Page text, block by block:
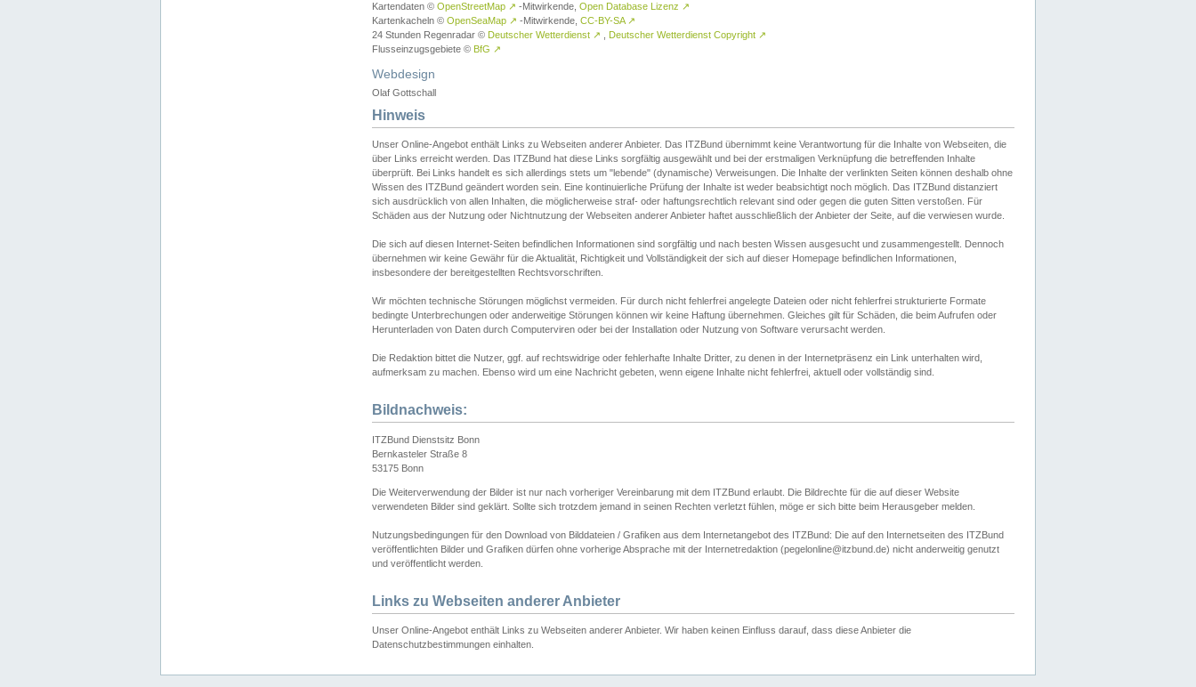
Kartendaten © OpenStreetMap ↗ -Mitwirkende, Open Database Lizenz ↗
Kartenkacheln © OpenSeaMap ↗ -Mitwirkende, CC-BY-SA ↗
24 Stunden Regenradar © Deutscher Wetterdienst ↗ Deutscher Wetterdienst Copyright ↗
Flusseinzugsgebiete © BfG ↗
Webdesign
Olaf Gottschall
Hinweis
Unser Online-Angebot enthält Links zu Webseiten anderer Anbieter. Das ITZBund übernimmt keine Verantwortung für die Inhalte von Webseiten, die
über Links erreicht werden. Das ITZBund hat diese Links sorgfältig ausgewählt und bei der erstmaligen Verknüpfung die betreffenden Inhalte
überprüft. Bei Links handelt es sich allerdings stets um "lebende" (dynamische) Verweisungen. Die Inhalte der verlinkten Seiten können deshalb ohne
Wissen des ITZBund geändert worden sein. Eine kontinuierliche Prüfung der Inhalte ist weder beabsichtigt noch möglich. Das ITZBund distanziert
sich ausdrücklich von allen Inhalten, die möglicherweise straf- oder haftungsrechtlich relevant sind oder gegen die guten Sitten verstoßen. Für
Schäden aus der Nutzung oder Nichtnutzung der Webseiten anderer Anbieter haftet ausschließlich der Anbieter der Seite, auf die verwiesen wurde.
Die sich auf diesen Internet-Seiten befindlichen Informationen sind sorgfältig und nach besten Wissen ausgesucht und zusammengestellt. Dennoch
übernehmen wir keine Gewähr für die Aktualität, Richtigkeit und Vollständigkeit der sich auf dieser Homepage befindlichen Informationen,
insbesondere der bereitgestellten Rechtsvorschriften.
Wir möchten technische Störungen möglichst vermeiden. Für durch nicht fehlerfrei angelegte Dateien oder nicht fehlerfrei strukturierte Formate
bedingte Unterbrechungen oder anderweitige Störungen können wir keine Haftung übernehmen. Gleiches gilt für Schäden, die beim Aufrufen oder
Herunterladen von Daten durch Computerviren oder bei der Installation oder Nutzung von Software verursacht werden.
Die Redaktion bittet die Nutzer, ggf. auf rechtswidrige oder fehlerhafte Inhalte Dritter, zu denen in der Internetpräsenz ein Link unterhalten wird,
aufmerksam zu machen. Ebenso wird um eine Nachricht gebeten, wenn eigene Inhalte nicht fehlerfrei, aktuell oder vollständig sind.
Bildnachweis:
ITZBund Dienstsitz Bonn
Bernkasteler Straße 8
53175 Bonn
Die Weiterverwendung der Bilder ist nur nach vorheriger Vereinbarung mit dem ITZBund erlaubt. Die Bildrechte für die auf dieser Website
verwendeten Bilder sind geklärt. Sollte sich trotzdem jemand in seinen Rechten verletzt fühlen, möge er sich bitte beim Herausgeber melden.
Nutzungsbedingungen für den Download von Bilddateien / Grafiken aus dem Internetangebot des ITZBund: Die auf den Internetseiten des ITZBund
veröffentlichten Bilder und Grafiken dürfen ohne vorherige Absprache mit der Internetredaktion (pegelonline@itzbund.de) nicht anderweitig genutzt
und veröffentlicht werden.
Links zu Webseiten anderer Anbieter
Unser Online-Angebot enthält Links zu Webseiten anderer Anbieter. Wir haben keinen Einfluss darauf, dass diese Anbieter die
Datenschutzbestimmungen einhalten.